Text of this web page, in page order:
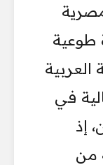
طوعية
العربية
في
بلبنان، إذ
من